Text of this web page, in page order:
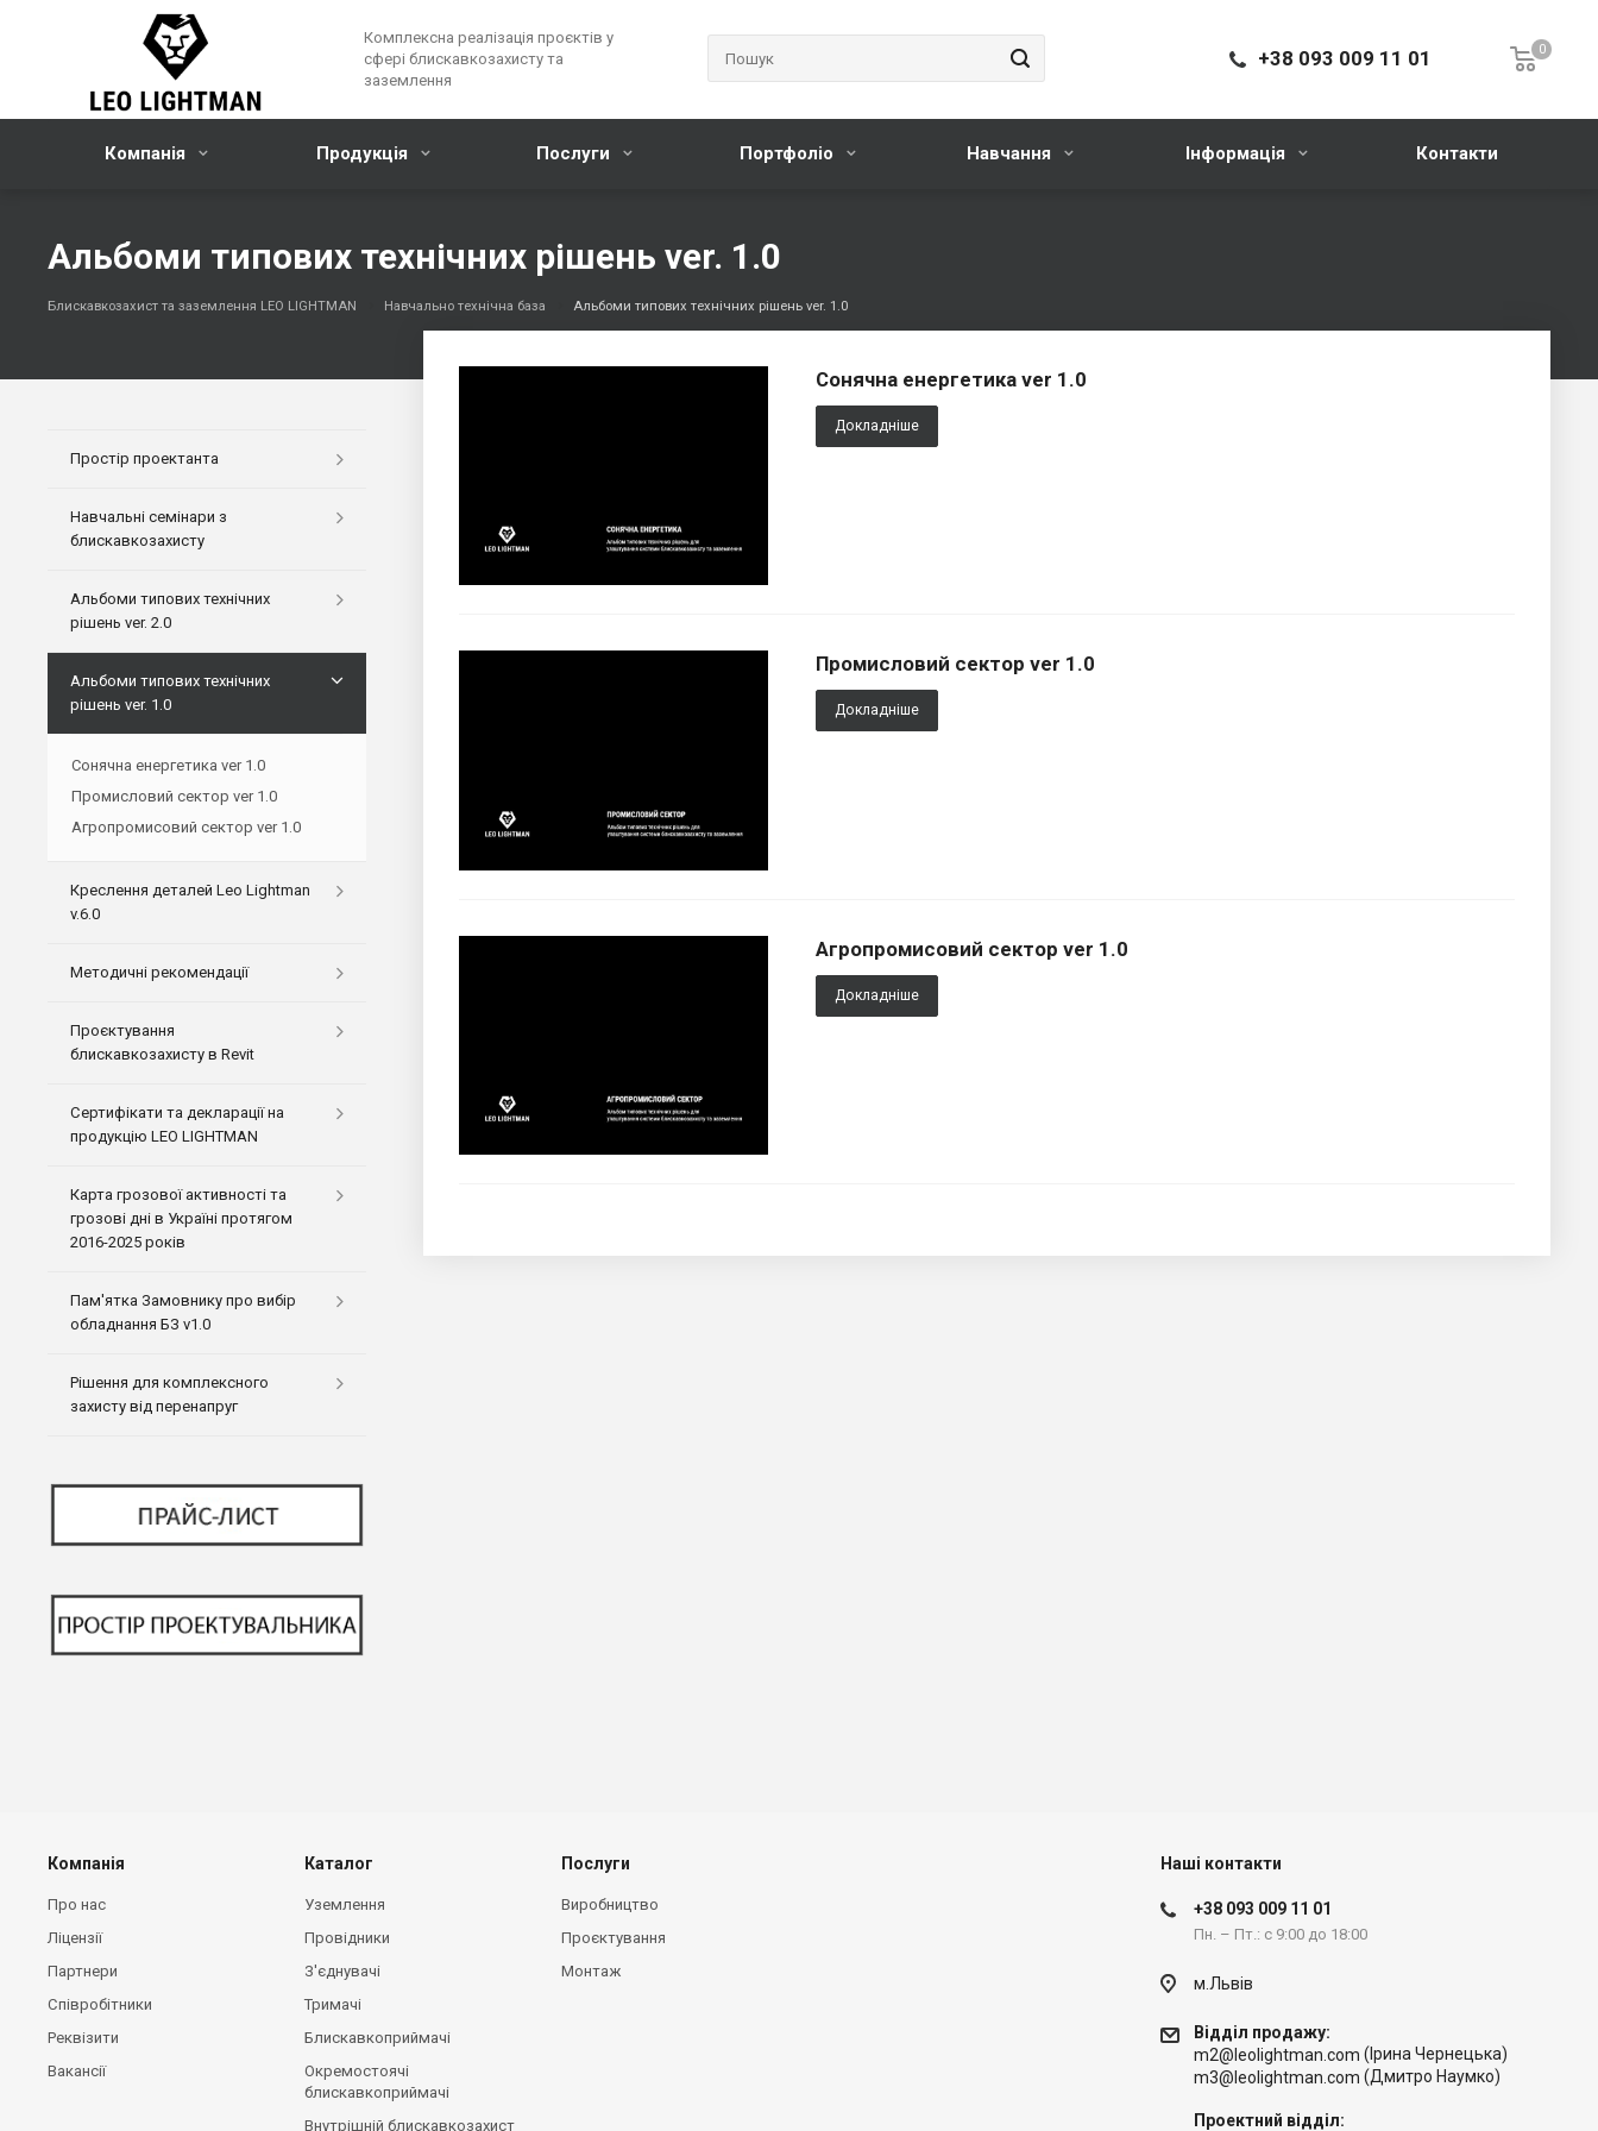
Комплексна реалізація проєктів у
сфері блискавкозахисту та
заземлення
0
+38 093 009 11 01
Компанія Продукція Послуги Портфоліо Навчання Інформація Контакти
Альбоми типових технічних рішень ver. 1.0
Блискавкозахист та заземлення LEO LIGHTMAN Навчально технічна база Альбоми типових технічних рішень ver. 1.0
Сонячна енергетика ver 1.0
Докладніше
Промисловий сектор ver 1.0
Докладніше
Агропромисовий сектор ver 1.0
Докладніше
Простір проектанта
Навчальні семінари з
блискавкозахисту
Альбоми типових технічних
рішень ver. 2.0
Альбоми типових технічних
рішень ver. 1.0
Сонячна енергетика ver 1.0
Промисловий сектор ver 1.0
Агропромисовий сектор ver 1.0
Креслення деталей Leo Lightman
v.6.0
Методичні рекомендації
Проєктування
блискавкозахисту в Revit
Сертифікати та декларації на
продукцію LEO LIGHTMAN
Карта грозової активності та
грозові дні в Україні протягом
2016-2025 років
Пам'ятка Замовнику про вибір
обладнання БЗ v1.0
Рішення для комплексного
захисту від перенапруг
Компанія
Про нас
Ліцензії
Партнери
Співробітники
Реквізити
Вакансії
Каталог
Уземлення
Провідники
З'єднувачі
Тримачі
Блискавкоприймачі
Окремостоячі
блискавкоприймачі
Внутрішній блискавкозахист
Послуги
Виробництво
Проєктування
Монтаж
Наші контакти
+38 093 009 11 01
Пн. – Пт.: с 9:00 до 18:00
м.Львів
Відділ продажу:
m2@leolightman.com (Ірина Чернецька)
m3@leolightman.com (Дмитро Наумко)
Проектний відділ: